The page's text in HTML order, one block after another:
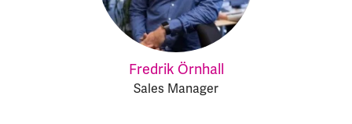
Fredrik Örnhall
Sales Manager